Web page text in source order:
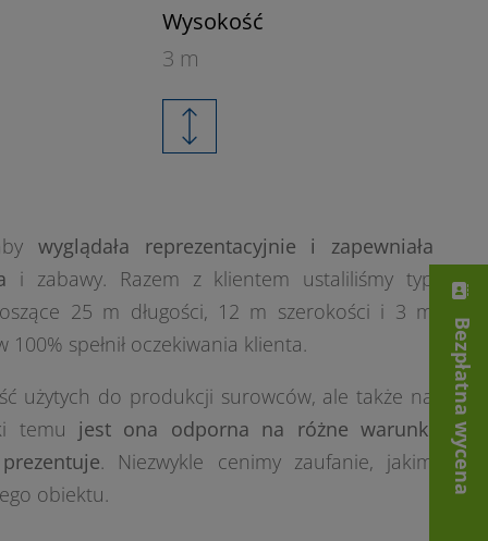
Wysokość
3 m
wyglądała reprezentacyjnie i zapewniała
i zabawy. Razem z klientem ustaliliśmy typ
25 m długości, 12 m szerokości i 3 m
spełnił oczekiwania klienta.
użytych do produkcji surowców, ale także na
temu jest ona odporna na różne warunki
. Niezwykle cenimy zaufanie, jakim
obiektu.
Bezpłatna wycena